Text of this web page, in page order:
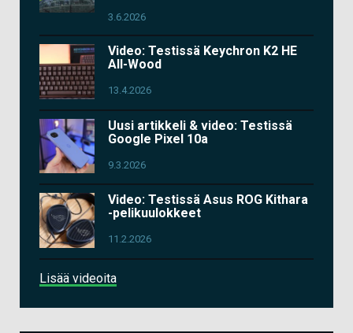
3.6.2026
Video: Testissä Keychron K2 HE
All-Wood
13.4.2026
Uusi artikkeli & video: Testissä
Google Pixel 10a
9.3.2026
Video: Testissä Asus ROG Kithara
-pelikuulokkeet
11.2.2026
Lisää videoita